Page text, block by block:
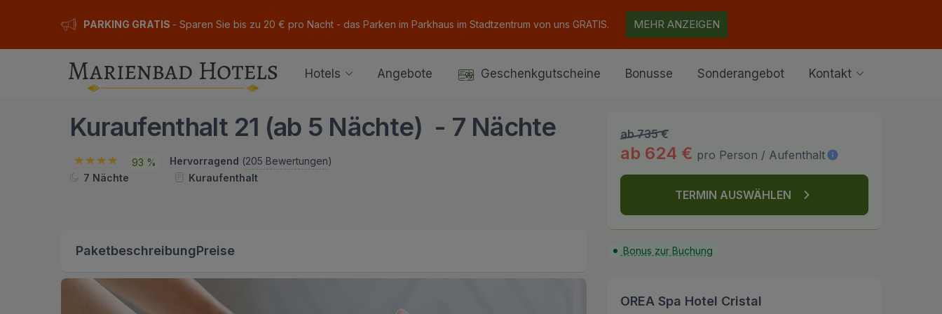
PARKING GRATIS - Sparen Sie bis zu 20 € pro Nacht - das Parken im Parkhaus im Stadtzentrum von uns GRATIS. MEHR ANZEIGEN
Hotels Angebote Geschenkgutscheine Bonusse Sonderangebot Kontakt
Kuraufenthalt 21 (ab 5 Nächte) - 7 Nächte
93 % Hervorragend (205 Bewertungen)
7 Nächte
Kuraufenthalt
ab 735 €
ab 624 € pro Person / Aufenthalt
TERMIN AUSWÄHLEN
PaketbeschreibungPreise Bonus zur Buchung
OREA Spa Hotel Cristal